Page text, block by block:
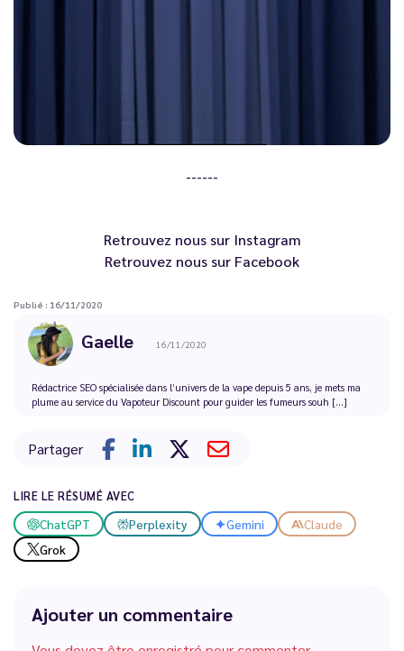
------
Retrouvez nous sur Instagram
Retrouvez nous sur Facebook
Publié : 16/11/2020
Gaelle 16/11/2020
Rédactrice SEO spécialisée dans l’univers de la vape depuis 5 ans, je mets ma
plume au service du Vapoteur Discount pour guider les fumeurs souh [...]
Partager
LIRE LE RÉSUMÉ AVEC
ChatGPT Perplexity Gemini
Claude
Grok
Ajouter un commentaire